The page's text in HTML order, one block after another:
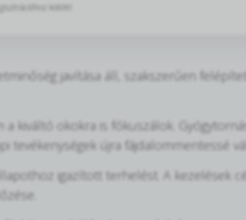
kötött!
javítása áll, szakszerűen
kiváltó okokra is fókuszálok.
tevékenységek újra fájdalommentessé
igazított terhelést. A kezelések